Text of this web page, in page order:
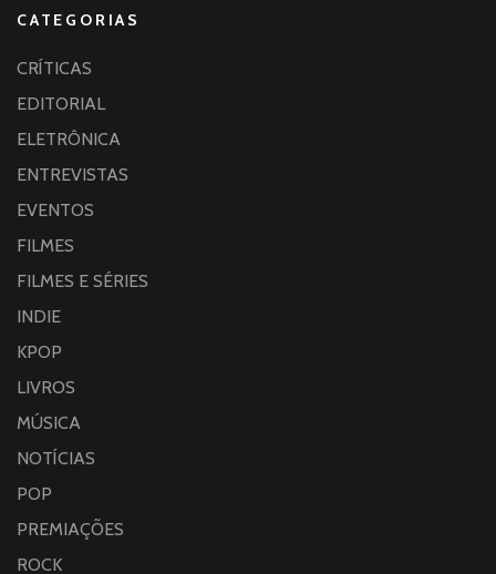
CATEGORIAS
CRÍTICAS
EDITORIAL
ELETRÔNICA
ENTREVISTAS
EVENTOS
FILMES
FILMES E SÉRIES
INDIE
KPOP
LIVROS
MÚSICA
NOTÍCIAS
POP
PREMIAÇÕES
ROCK